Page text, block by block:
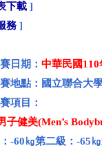
下載 ]
務 ]
日期：中華民國110
地點：國立聯合大
項目：
子健美(Men’s
-60㎏第二級：-65